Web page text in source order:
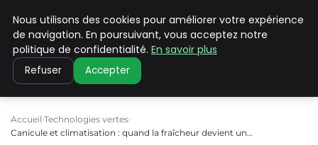
CLIMATE C ADVANCED
Accueil Technologies vertes
Canicule et climatisation : quand la fraîcheur devient un…
Nous utilisons des cookies pour améliorer votre expérience
de navigation. En poursuivant, vous acceptez notre
politique de confidentialité. En savoir plus
Refuser Accepter